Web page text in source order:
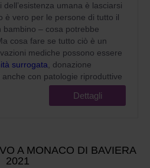
umana è lasciarsi
è vero per le persone di tutto il
bambino – cosa potrebbe
cosa fare se tutto ciò è un
mediche possono essere
surrogata, donazione
con patologie riproduttive
Dettagli
A MONACO DI BAVIERA
2021